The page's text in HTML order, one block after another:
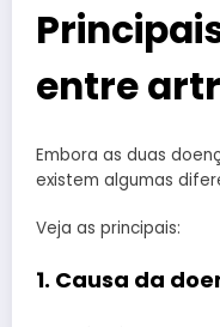
entre
Embora as duas
existem algumas
Veja as principais:
1. Causa da